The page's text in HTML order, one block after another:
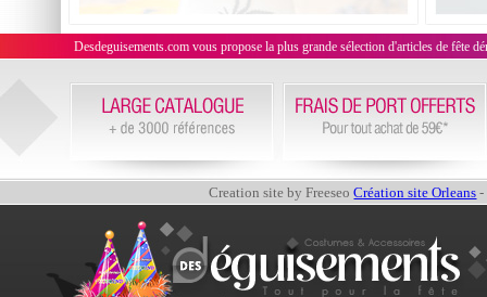
Desdeguisements.com vous propose la plus grande sélection d'articles de fête
Creation site by FreeseoCréation site Orleans -